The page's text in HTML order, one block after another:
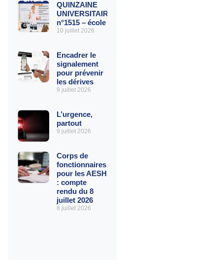
QUINZAINE
UNIVERSITAIRE
n°1515 – école
10 juillet 2026
Encadrer le
signalement
pour prévenir
les dérives
9 juillet 2026
L’urgence,
partout
9 juillet 2026
Corps de
fonctionnaires
pour les AESH
: compte
rendu du 8
juillet 2026
8 juillet 2026